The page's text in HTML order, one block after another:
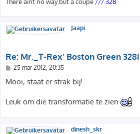
Jaapi
Re: Mr._T-Rex' Boston Green
B
r
i
h
t
25 mar 2012, 20:35
Mooi, staat er strak bij!
Leuk om die transformatie te zien
dinesh_skr